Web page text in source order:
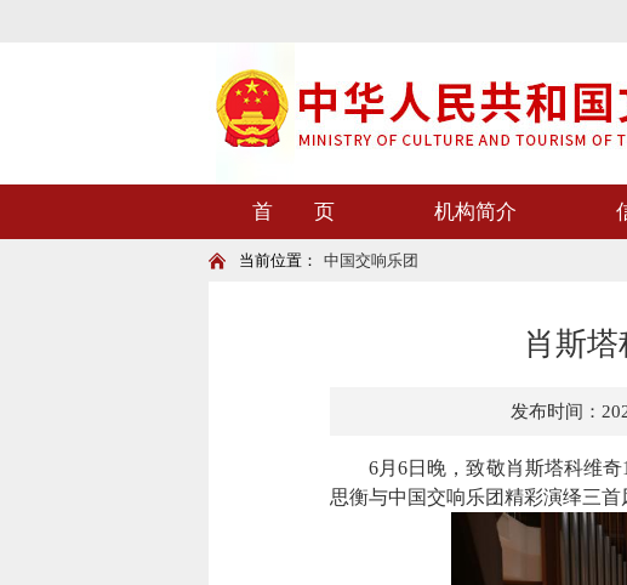
首 页 机构简介
当前位置： 中国交响乐团
肖斯
发布时间：
6月6日晚，致敬肖斯塔科维奇
思衡与中国交响乐团精彩演绎三首